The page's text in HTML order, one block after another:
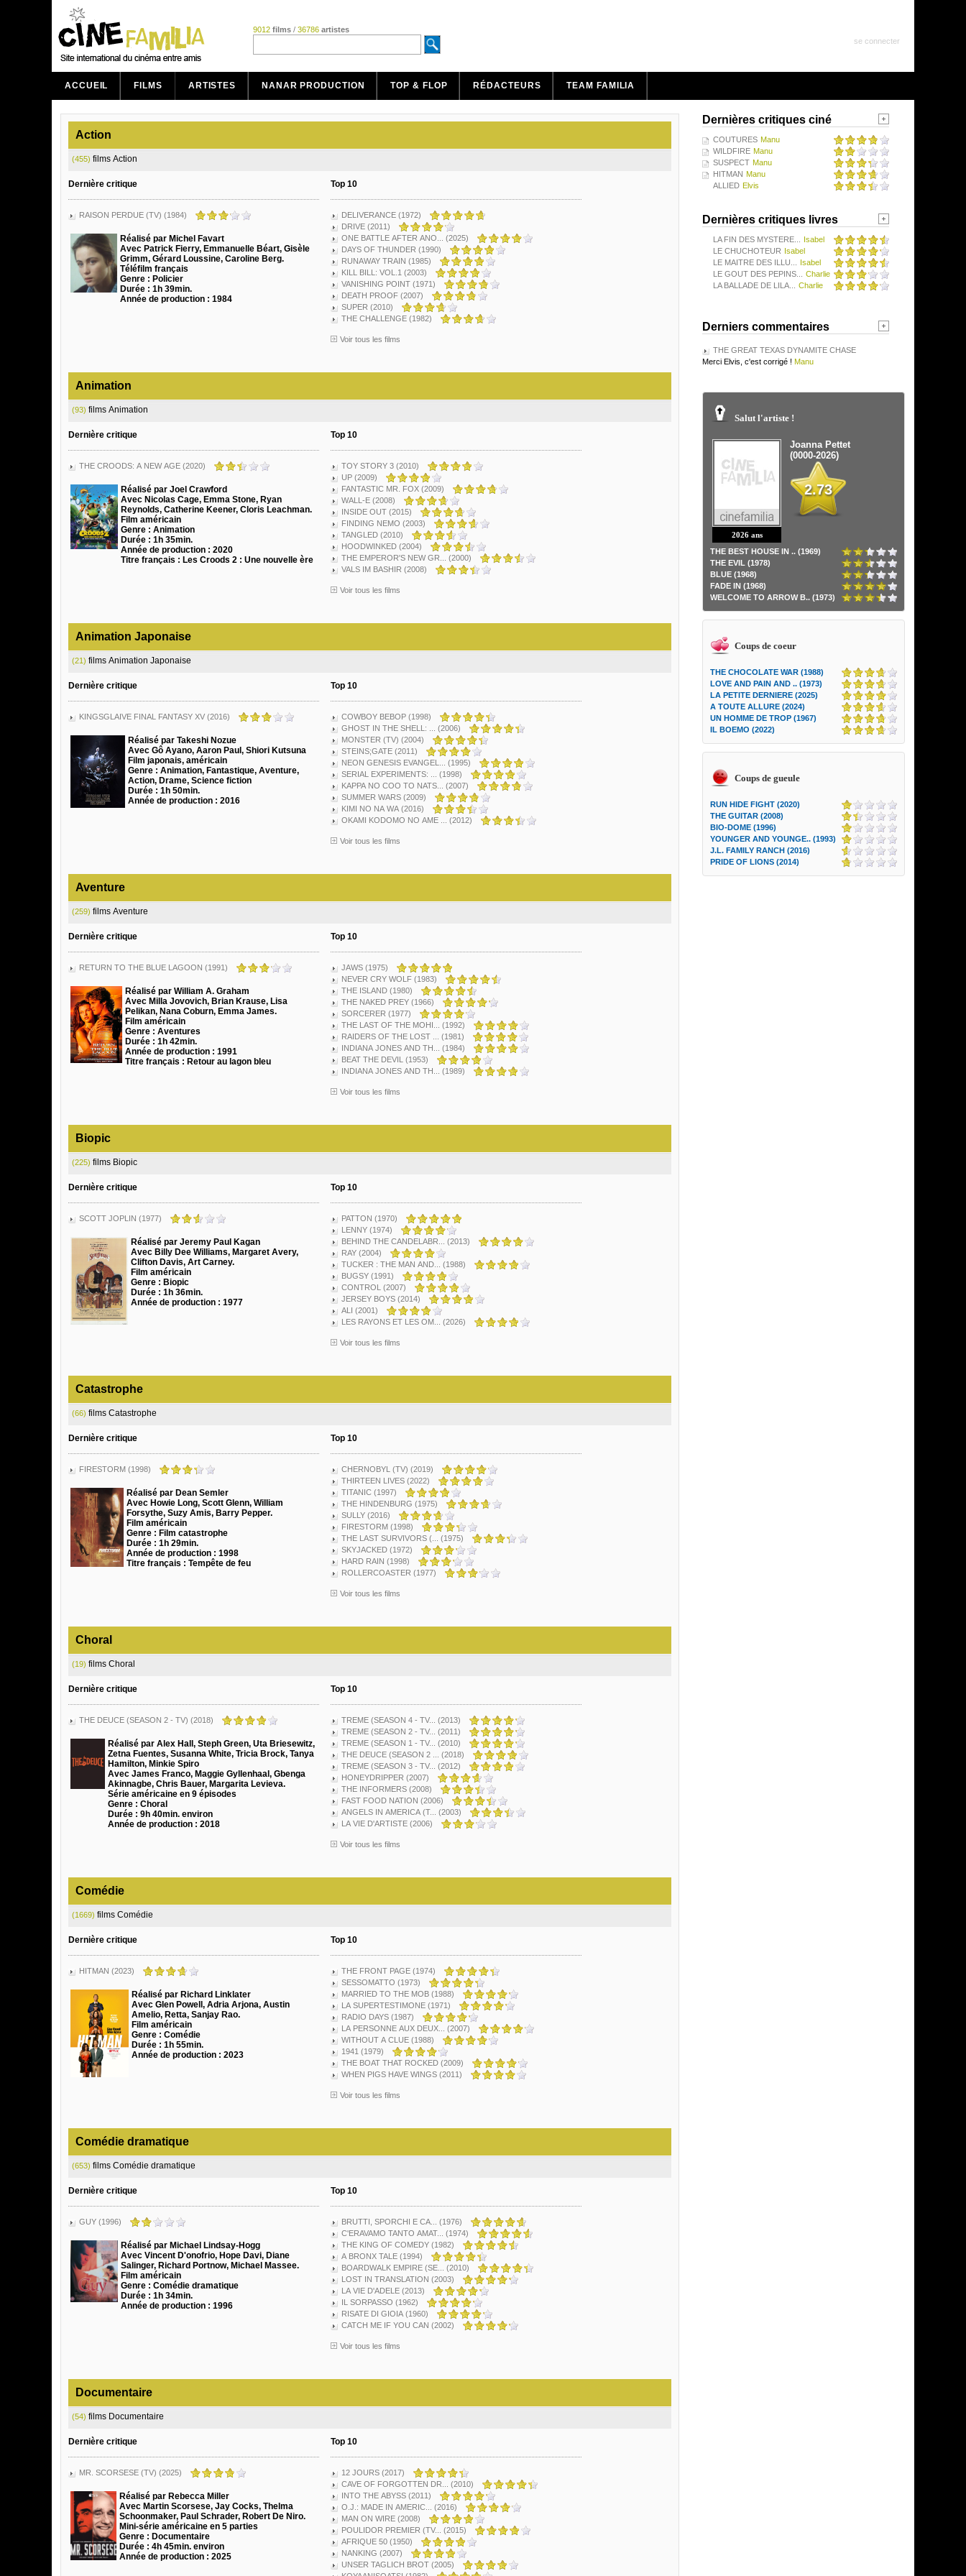
9012 films / 36786 artistes
se connecter
ACCUEIL FILMS ARTISTES NANAR PRODUCTION TOP & FLOP RÉDACTEURS TEAM FAMILIA
Action
(455) films Action
Dernière critique
RAISON PERDUE (TV) (1984)
Réalisé par Michel Favart
Avec Patrick Fierry, Emmanuelle Béart, Gisèle
Grimm, Gérard Loussine, Caroline Berg.
Téléfilm français
Genre : Policier
Durée : 1h 39min.
Année de production : 1984
Top 10
DELIVERANCE (1972)
DRIVE (2011)
ONE BATTLE AFTER ANO... (2025)
DAYS OF THUNDER (1990)
RUNAWAY TRAIN (1985)
KILL BILL: VOL.1 (2003)
VANISHING POINT (1971)
DEATH PROOF (2007)
SUPER (2010)
THE CHALLENGE (1982)
Voir tous les films
Animation
(93) films Animation
Dernière critique
THE CROODS: A NEW AGE (2020)
Réalisé par Joel Crawford
Avec Nicolas Cage, Emma Stone, Ryan
Reynolds, Catherine Keener, Cloris Leachman.
Film américain
Genre : Animation
Durée : 1h 35min.
Année de production : 2020
Titre français : Les Croods 2 : Une nouvelle ère
Top 10
TOY STORY 3 (2010)
UP (2009)
FANTASTIC MR. FOX (2009)
WALL-E (2008)
INSIDE OUT (2015)
FINDING NEMO (2003)
TANGLED (2010)
HOODWINKED (2004)
THE EMPEROR'S NEW GR... (2000)
VALS IM BASHIR (2008)
Voir tous les films
Animation Japonaise
(21) films Animation Japonaise
Dernière critique
KINGSGLAIVE FINAL FANTASY XV (2016)
Réalisé par Takeshi Nozue
Avec Gô Ayano, Aaron Paul, Shiori Kutsuna
Film japonais, américain
Genre : Animation, Fantastique, Aventure,
Action, Drame, Science fiction
Durée : 1h 50min.
Année de production : 2016
Top 10
COWBOY BEBOP (1998)
GHOST IN THE SHELL: ... (2006)
MONSTER (TV) (2004)
STEINS;GATE (2011)
NEON GENESIS EVANGEL... (1995)
SERIAL EXPERIMENTS: ... (1998)
KAPPA NO COO TO NATS... (2007)
SUMMER WARS (2009)
KIMI NO NA WA (2016)
OKAMI KODOMO NO AME ... (2012)
Voir tous les films
Aventure
(259) films Aventure
Dernière critique
RETURN TO THE BLUE LAGOON (1991)
Réalisé par William A. Graham
Avec Milla Jovovich, Brian Krause, Lisa
Pelikan, Nana Coburn, Emma James.
Film américain
Genre : Aventures
Durée : 1h 42min.
Année de production : 1991
Titre français : Retour au lagon bleu
Top 10
JAWS (1975)
NEVER CRY WOLF (1983)
THE ISLAND (1980)
THE NAKED PREY (1966)
SORCERER (1977)
THE LAST OF THE MOHI... (1992)
RAIDERS OF THE LOST ... (1981)
INDIANA JONES AND TH... (1984)
BEAT THE DEVIL (1953)
INDIANA JONES AND TH... (1989)
Voir tous les films
Biopic
(225) films Biopic
Dernière critique
SCOTT JOPLIN (1977)
Réalisé par Jeremy Paul Kagan
Avec Billy Dee Williams, Margaret Avery,
Clifton Davis, Art Carney.
Film américain
Genre : Biopic
Durée : 1h 36min.
Année de production : 1977
Top 10
PATTON (1970)
LENNY (1974)
BEHIND THE CANDELABR... (2013)
RAY (2004)
TUCKER : THE MAN AND... (1988)
BUGSY (1991)
CONTROL (2007)
JERSEY BOYS (2014)
ALI (2001)
LES RAYONS ET LES OM... (2026)
Voir tous les films
Catastrophe
(66) films Catastrophe
Dernière critique
FIRESTORM (1998)
Réalisé par Dean Semler
Avec Howie Long, Scott Glenn, William
Forsythe, Suzy Amis, Barry Pepper.
Film américain
Genre : Film catastrophe
Durée : 1h 29min.
Année de production : 1998
Titre français : Tempête de feu
Top 10
CHERNOBYL (TV) (2019)
THIRTEEN LIVES (2022)
TITANIC (1997)
THE HINDENBURG (1975)
SULLY (2016)
FIRESTORM (1998)
THE LAST SURVIVORS (... (1975)
SKYJACKED (1972)
HARD RAIN (1998)
ROLLERCOASTER (1977)
Voir tous les films
Choral
(19) films Choral
Dernière critique
THE DEUCE (SEASON 2 - TV) (2018)
Réalisé par Alex Hall, Steph Green, Uta Briesewitz,
Zetna Fuentes, Susanna White, Tricia Brock, Tanya
Hamilton, Minkie Spiro
Avec James Franco, Maggie Gyllenhaal, Gbenga
Akinnagbe, Chris Bauer, Margarita Levieva.
Série américaine en 9 épisodes
Genre : Choral
Durée : 9h 40min. environ
Année de production : 2018
Top 10
TREME (SEASON 4 - TV... (2013)
TREME (SEASON 2 - TV... (2011)
TREME (SEASON 1 - TV... (2010)
THE DEUCE (SEASON 2 ... (2018)
TREME (SEASON 3 - TV... (2012)
HONEYDRIPPER (2007)
THE INFORMERS (2008)
FAST FOOD NATION (2006)
ANGELS IN AMERICA (T... (2003)
LA VIE D'ARTISTE (2006)
Voir tous les films
Comédie
(1669) films Comédie
Dernière critique
HITMAN (2023)
Réalisé par Richard Linklater
Avec Glen Powell, Adria Arjona, Austin
Amelio, Retta, Sanjay Rao.
Film américain
Genre : Comédie
Durée : 1h 55min.
Année de production : 2023
Top 10
THE FRONT PAGE (1974)
SESSOMATTO (1973)
MARRIED TO THE MOB (1988)
LA SUPERTESTIMONE (1971)
RADIO DAYS (1987)
LA PERSONNE AUX DEUX... (2007)
WITHOUT A CLUE (1988)
1941 (1979)
THE BOAT THAT ROCKED (2009)
WHEN PIGS HAVE WINGS (2011)
Voir tous les films
Comédie dramatique
(653) films Comédie dramatique
Dernière critique
GUY (1996)
Réalisé par Michael Lindsay-Hogg
Avec Vincent D'onofrio, Hope Davi, Diane
Salinger, Richard Portnow, Michael Massee.
Film américain
Genre : Comédie dramatique
Durée : 1h 34min.
Année de production : 1996
Top 10
BRUTTI, SPORCHI E CA... (1976)
C'ERAVAMO TANTO AMAT... (1974)
THE KING OF COMEDY (1982)
A BRONX TALE (1994)
BOARDWALK EMPIRE (SE... (2010)
LOST IN TRANSLATION (2003)
LA VIE D'ADELE (2013)
IL SORPASSO (1962)
RISATE DI GIOIA (1960)
CATCH ME IF YOU CAN (2002)
Voir tous les films
Documentaire
(54) films Documentaire
Dernière critique
MR. SCORSESE (TV) (2025)
Réalisé par Rebecca Miller
Avec Martin Scorsese, Jay Cocks, Thelma
Schoonmaker, Paul Schrader, Robert De Niro.
Mini-série américaine en 5 parties
Genre : Documentaire
Durée : 4h 45min. environ
Année de production : 2025
Top 10
12 JOURS (2017)
CAVE OF FORGOTTEN DR... (2010)
INTO THE ABYSS (2011)
O.J.: MADE IN AMERIC... (2016)
MAN ON WIRE (2008)
POULIDOR PREMIER (TV... (2015)
AFRIQUE 50 (1950)
NANKING (2007)
UNSER TAGLICH BROT (2005)
Dernières critiques ciné
COUTURES Manu
WILDFIRE Manu
SUSPECT Manu
HITMAN Manu
ALLIED Elvis
Dernières critiques livres
LA FIN DES MYSTERE...
Isabel
LE CHUCHOTEUR Isabel
LE MAITRE DES ILLU...
Isabel
LE GOUT DES PEPINS...
Charlie
LA BALLADE DE LILA...
Charlie
Derniers commentaires
THE GREAT TEXAS DYNAMITE CHASE
Merci Elvis, c'est corrigé ! Manu
Salut l'artiste !
2026 ans
Joanna Pettet
(0000-2026)
2.73
THE BEST HOUSE IN .. (1969)
THE EVIL (1978)
BLUE (1968)
FADE IN (1968)
WELCOME TO ARROW B.. (1973)
Coups de coeur
THE CHOCOLATE WAR (1988)
LOVE AND PAIN AND .. (1973)
LA PETITE DERNIERE (2025)
A TOUTE ALLURE (2024)
UN HOMME DE TROP (1967)
IL BOEMO (2022)
Coups de gueule
RUN HIDE FIGHT (2020)
THE GUITAR (2008)
BIO-DOME (1996)
YOUNGER AND YOUNGE.. (1993)
J.L. FAMILY RANCH (2016)
PRIDE OF LIONS (2014)